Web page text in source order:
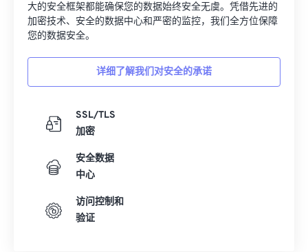
大的安全框架都能确保您的数据始终安全无虞。凭借先进的
加密技术、安全的数据中心和严密的监控，我们全方位保障
您的数据安全。
详细了解我们对安全的承诺
SSL/TLS
加密
安全数据
中心
访问控制和
验证